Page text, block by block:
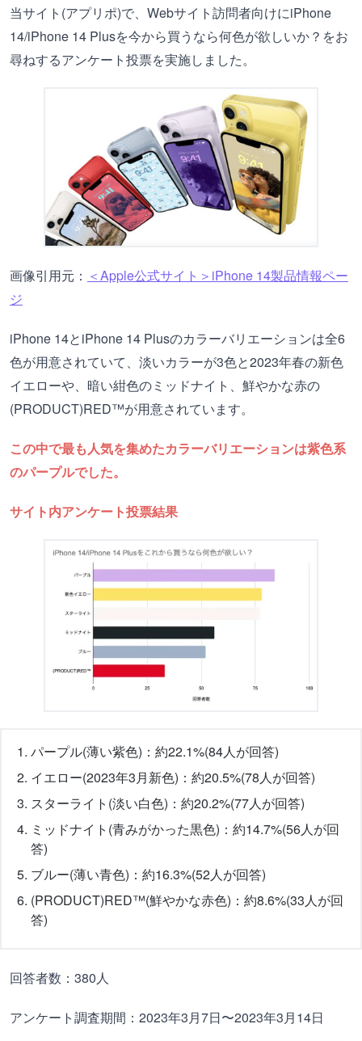
当サイト(アプリポ)で、Webサイト訪問者向けにiPhone
14/iPhone 14 Plusを今から買うなら何色が欲しいか？をお
尋ねするアンケート投票を実施しました。
画像引用元： ＜Apple公式サイト＞iPhone 14製品情報ペー
ジ
iPhone 14とiPhone 14 Plusのカラーバリエーションは全6
色が用意されていて、淡いカラーが3色と2023年春の新色
イエローや、暗い紺色のミッドナイト、鮮やかな赤の
(PRODUCT)RED™が用意されています。
この中で最も人気を集めたカラーバリエーションは紫色系
のパープルでした。
サイト内アンケート投票結果
パープル(薄い紫色)：約22.1%(84人が回答)
イエロー(2023年3月新色)：約20.5%(78人が回答)
スターライト(淡い白色)：約20.2%(77人が回答)
ミッドナイト(青みがかった黒色)：約14.7%(56人が回
答)
ブルー(薄い青色)：約16.3%(52人が回答)
(PRODUCT)RED™(鮮やかな赤色)：約8.6%(33人が回
答)
回答者数：380人
アンケート調査期間：2023年3月7日〜2023年3月14日